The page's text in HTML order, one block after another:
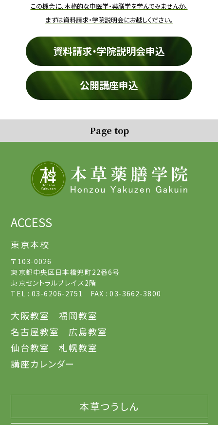
この機会に、本格的な中医学・薬膳学を学んでみませんか。
まずは資料請求・学院説明会にお越しください。
資料請求・学院説明会申込
公開講座申込
Page top
ACCESS
東京本校
〒103-0026
東京都中央区日本橋兜町22番6号
東京セントラルプレイス2階
TEL : 03-6206-2751 FAX : 03-3662-3800
大阪教室
福岡教室
名古屋教室
広島教室
仙台教室
札幌教室
講座カレンダー
本草つうしん